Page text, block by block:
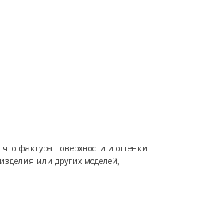
фактура поверхности и оттенки
или других моделей,